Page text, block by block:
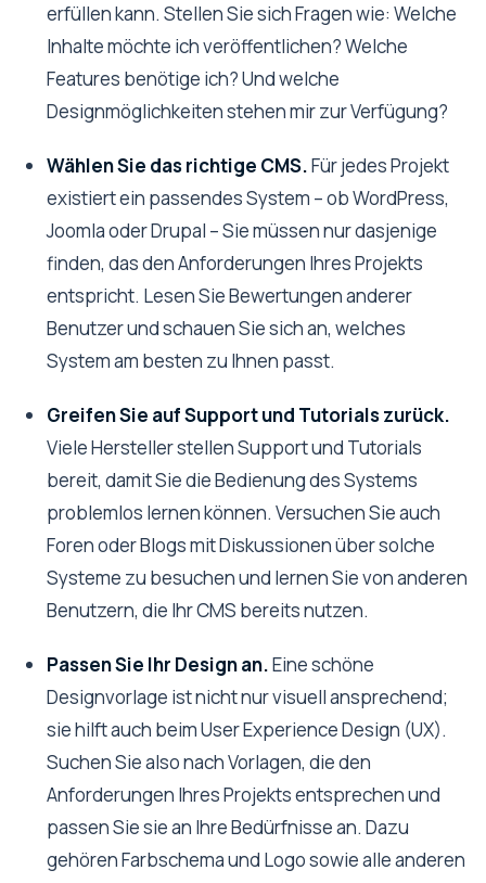
erfüllen kann. Stellen Sie sich Fragen wie: Welche
Inhalte möchte ich veröffentlichen? Welche
Features benötige ich? Und welche
Designmöglichkeiten stehen mir zur Verfügung?
Wählen Sie das richtige CMS.Für jedes Projekt
existiert ein passendes System – ob WordPress,
Joomla oder Drupal – Sie müssen nur dasjenige
finden, das den Anforderungen Ihres Projekts
entspricht. Lesen Sie Bewertungen anderer
Benutzer und schauen Sie sich an, welches
System am besten zu Ihnen passt.
Greifen Sie auf Support und Tutorials zurück.
Viele Hersteller stellen Support und Tutorials
bereit, damit Sie die Bedienung des Systems
problemlos lernen können. Versuchen Sie auch
Foren oder Blogs mit Diskussionen über solche
Systeme zu besuchen und lernen Sie von anderen
Benutzern, die Ihr CMS bereits nutzen.
Passen Sie Ihr Design an.Eine schöne
Designvorlage ist nicht nur visuell ansprechend;
sie hilft auch beim User Experience Design (UX).
Suchen Sie also nach Vorlagen, die den
Anforderungen Ihres Projekts entsprechen und
passen Sie sie an Ihre Bedürfnisse an. Dazu
gehören Farbschema und Logo sowie alle anderen